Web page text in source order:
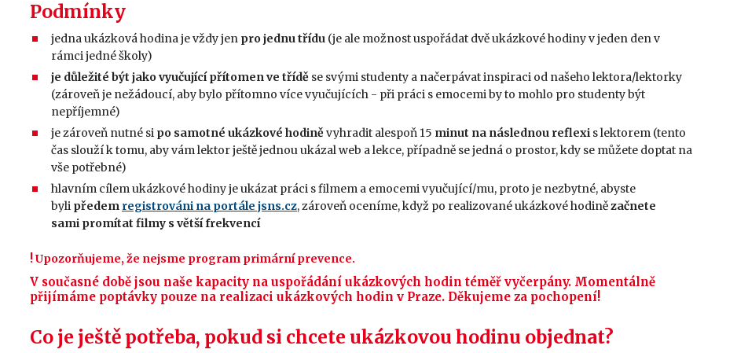
Podmínky
jedna ukázková hodina je vždy jen pro jednu třídu (je ale možnost uspořádat dvě ukázkové hodiny v jeden den v
rámci jedné školy)
je důležité být jako vyučující přítomen ve třídě se svými studenty a načerpávat inspiraci od našeho lektora/lektorky
(zároveň je nežádoucí, aby bylo přítomno více vyučujících - při práci s emocemi by to mohlo pro studenty být
nepříjemné)
je zároveň nutné si po samotné ukázkové hodině vyhradit alespoň 15 minut na následnou reflexi s lektorem (tento
čas slouží k tomu, aby vám lektor ještě jednou ukázal web a lekce, případně se jedná o prostor, kdy se můžete doptat na
vše potřebné)
hlavním cílem ukázkové hodiny je ukázat práci s filmem a emocemi vyučující/mu, proto je nezbytné, abyste
byli předem registrováni na portále jsns.cz, zároveň oceníme, když po realizované ukázkové hodinězačnete
sami promítat filmy s větší frekvencí
! Upozorňujeme, že nejsme program primární prevence.
V současné době jsou naše kapacity na uspořádání ukázkových hodin téměř vyčerpány. Momentálně
přijímáme poptávky pouze na realizaci ukázkových hodin v Praze. Děkujeme za pochopení!
Co je ještě potřeba, pokud si chcete ukázkovou hodinu objednat?